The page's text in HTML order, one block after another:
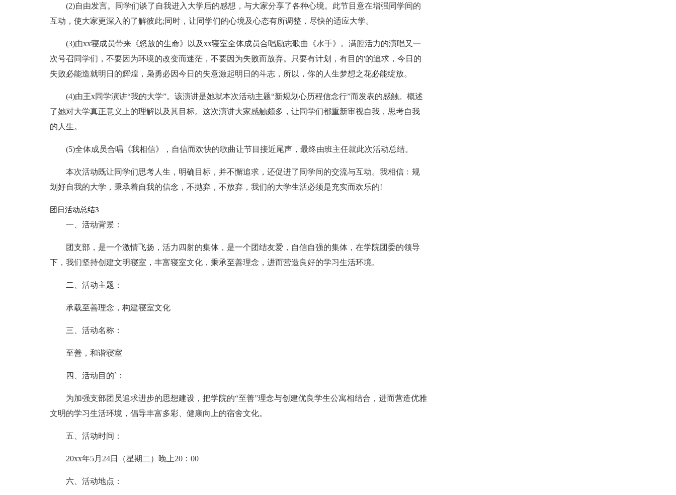
(2)自由发言。同学们谈了自我进入大学后的感想，与大家分享了各种心境。此节目意在增强同学间的
互动，使大家更深入的了解彼此;同时，让同学们的心境及心态有所调整，尽快的适应大学。
(3)由xx寝成员带来《怒放的生命》以及xx寝室全体成员合唱励志歌曲《水手》。满腔活力的演唱又一
次号召同学们，不要因为环境的改变而迷茫，不要因为失败而放弃。只要有计划，有目的'的追求，今日的
失败必能造就明日的辉煌，枭勇必因今日的失意激起明日的斗志，所以，你的人生梦想之花必能绽放。
(4)由王x同学演讲“我的大学”。该演讲是她就本次活动主题“新规划心历程信念行”而发表的感触。概述
了她对大学真正意义上的理解以及其目标。这次演讲大家感触颇多，让同学们都重新审视自我，思考自我
的人生。
(5)全体成员合唱《我相信》，自信而欢快的歌曲让节目接近尾声，最终由班主任就此次活动总结。
本次活动既让同学们思考人生，明确目标，并不懈追求，还促进了同学间的交流与互动。我相信﹕规
划好自我的大学，秉承着自我的信念，不抛弃，不放弃，我们的大学生活必须是充实而欢乐的!
团日活动总结3
一、活动背景：
团支部，是一个激情飞扬，活力四射的集体，是一个团结友爱，自信自强的集体，在学院团委的领导
下，我们坚持创建文明寝室，丰富寝室文化，秉承至善理念，进而营造良好的学习生活环境。
二、活动主题：
承载至善理念，构建寝室文化
三、活动名称：
至善，和谐寝室
四、活动目的`：
为加强支部团员追求进步的思想建设，把学院的“至善”理念与创建优良学生公寓相结合，进而营造优雅
文明的学习生活环境，倡导丰富多彩、健康向上的宿舍文化。
五、活动时间：
20xx年5月24日（星期二）晚上20：00
六、活动地点：